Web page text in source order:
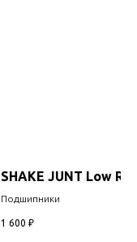
SHAKE JUNT Low
Подшипники
1 600 ₽